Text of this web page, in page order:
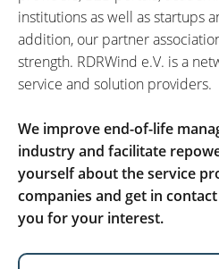
institutions as well as startups
addition, our partner
strength. RDRWind e.V. is a
service and solution providers.
We improve end-of-life
industry and facilitate
yourself about the service
companies and get in
you for your interest.